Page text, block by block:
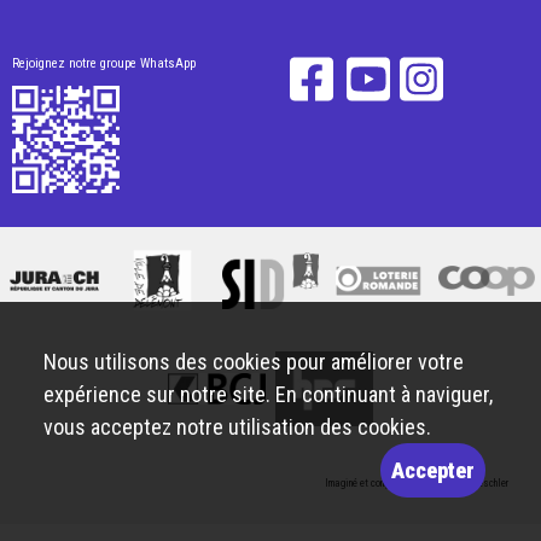
Rejoignez notre groupe WhatsApp
Imaginé et conçu par Giorgianni & Moeschler
Nous utilisons des cookies pour améliorer votre
expérience sur notre site. En continuant à naviguer,
vous acceptez notre utilisation des cookies.
Accepter